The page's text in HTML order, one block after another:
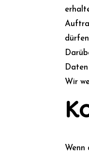
Wir
Wenn